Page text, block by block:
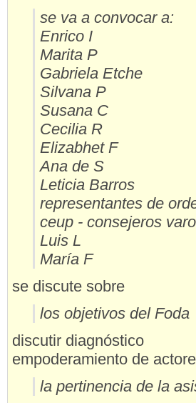
se va a convocar a:
Enrico I
Marita P
Gabriela Etche
Silvana P
Susana C
Cecilia R
Elizabhet F
Ana de S
Leticia Barros
representantes de
ceup - consejeros
Luis L
María F
se discute sobre
los objetivos del Foda
discutir diagnóstico
empoderamiento de
la pertinencia de la